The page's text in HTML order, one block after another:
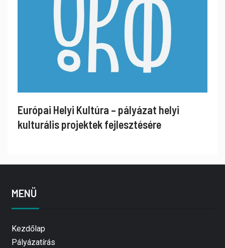
Európai Helyi Kultúra – pályázat helyi
kulturális projektek fejlesztésére
MENÜ
Kezdőlap
Pályázatírás